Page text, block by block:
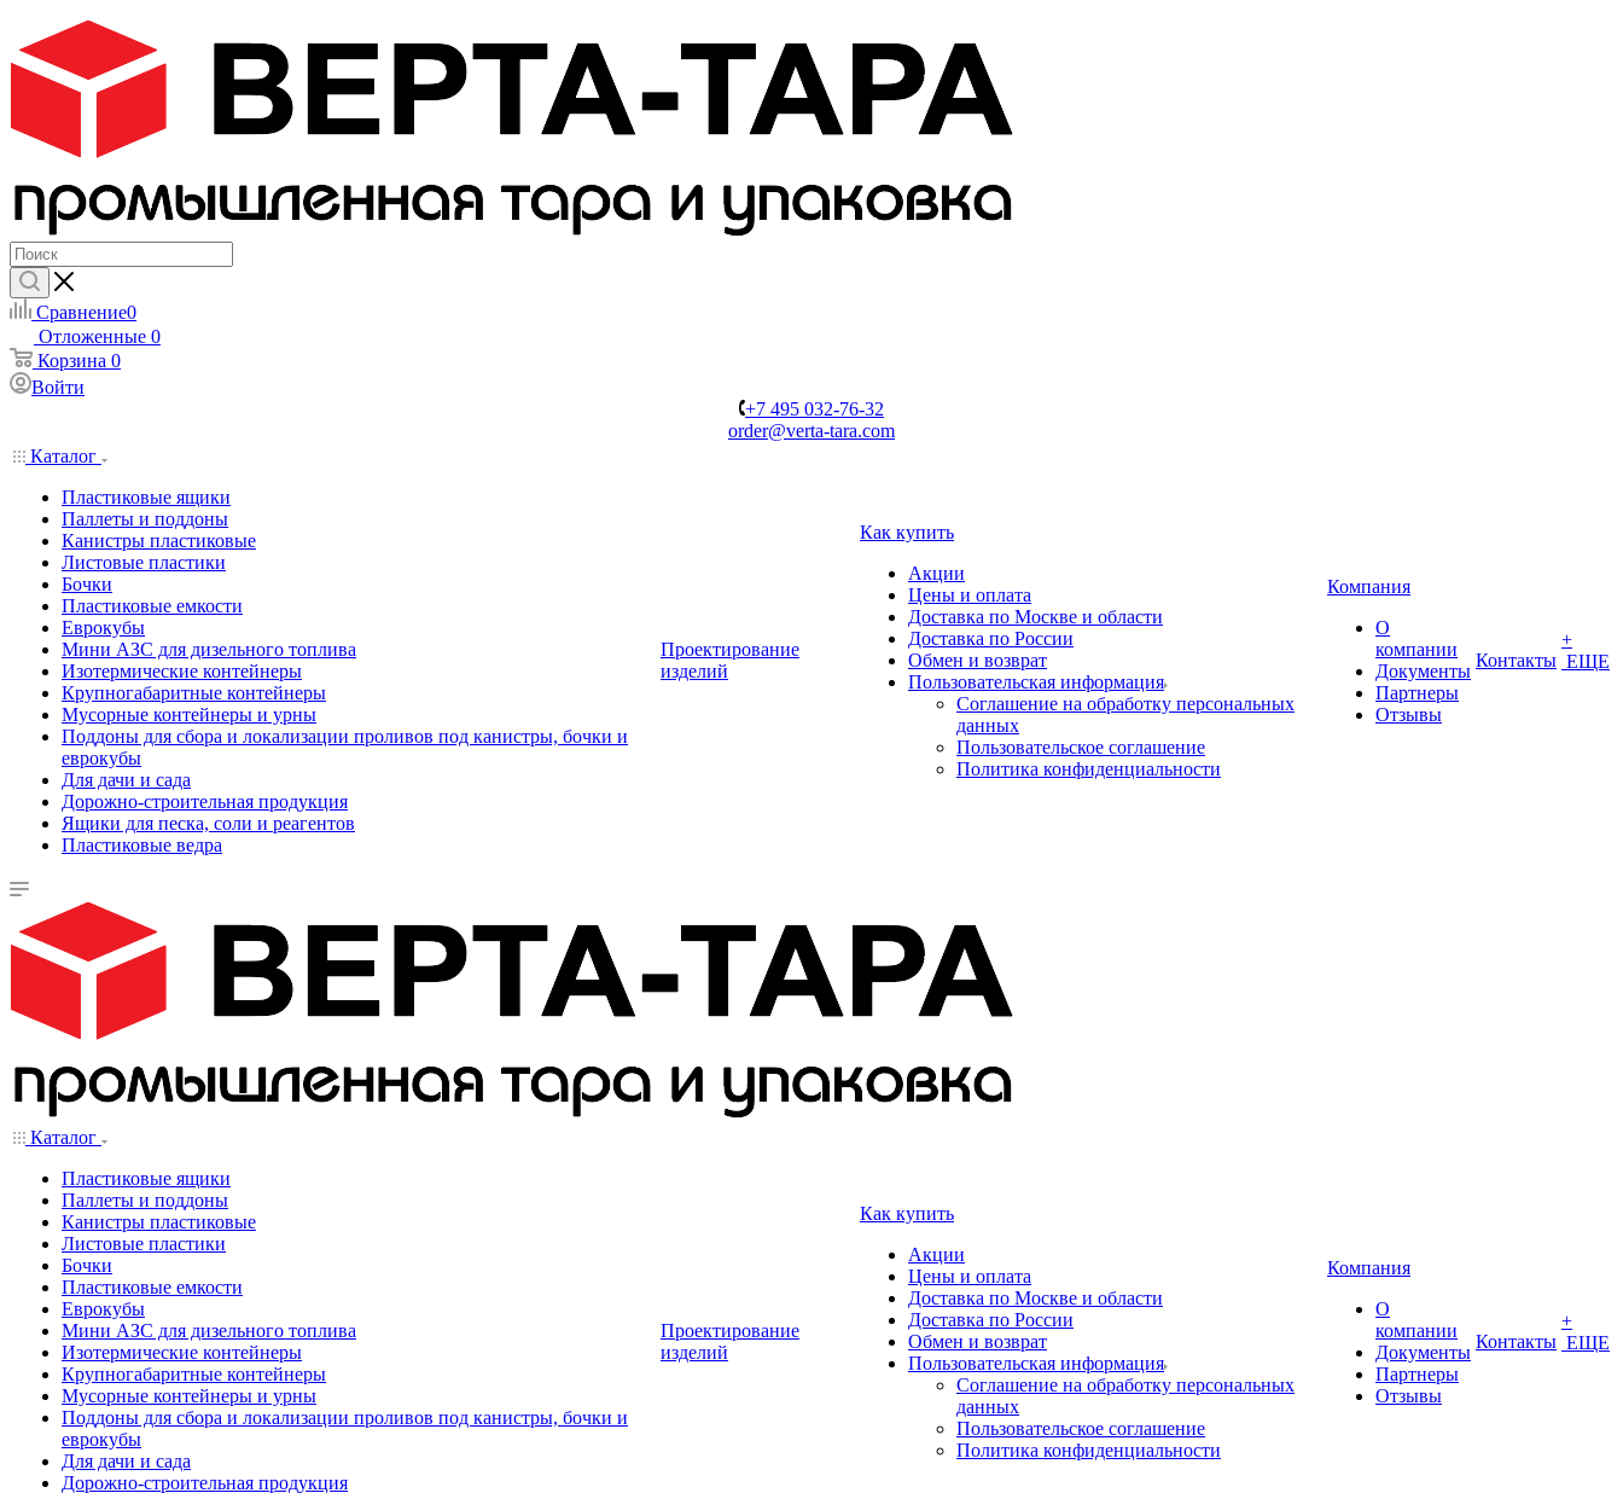
Сравнение0
Отложенные 0
Корзина 0
Войти
+7 495 032-76-32
order@verta-tara.com
Каталог
Пластиковые ящики
Паллеты и поддоны
Канистры пластиковые
Листовые пластики
Бочки
Пластиковые емкости
Еврокубы
Мини АЗС для дизельного топлива
Изотермические контейнеры
Крупногабаритные контейнеры
Мусорные контейнеры и урны
Поддоны для сбора и локализации проливов под канистры, бочки и
еврокубы
Для дачи и сада
Дорожно-строительная продукция
Ящики для песка, соли и реагентов
Пластиковые ведра
Проектирование
изделий
Как купить
Акции
Цены и оплата
Доставка по Москве и области
Доставка по России
Обмен и возврат
Пользовательская информация
Соглашение на обработку персональных
данных
Пользовательское соглашение
Политика конфиденциальности
Компания
О
компании
Документы
Партнеры
Отзывы
Контакты
+
ЕЩЕ
Каталог
Пластиковые ящики
Паллеты и поддоны
Канистры пластиковые
Листовые пластики
Бочки
Пластиковые емкости
Еврокубы
Мини АЗС для дизельного топлива
Изотермические контейнеры
Крупногабаритные контейнеры
Мусорные контейнеры и урны
Поддоны для сбора и локализации проливов под канистры, бочки и
еврокубы
Для дачи и сада
Дорожно-строительная продукция
Проектирование
изделий
Как купить
Акции
Цены и оплата
Доставка по Москве и области
Доставка по России
Обмен и возврат
Пользовательская информация
Соглашение на обработку персональных
данных
Пользовательское соглашение
Политика конфиденциальности
Компания
О
компании
Документы
Партнеры
Отзывы
Контакты
+
ЕЩЕ